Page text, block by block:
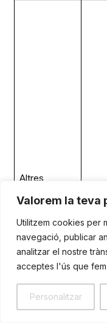
Valorem la teva
Utilitzem cookies per
navegació, publicar
analitzar el nostre
acceptes l'ús que
Personalitzar
Altres
(Torrents i
Samà)
/